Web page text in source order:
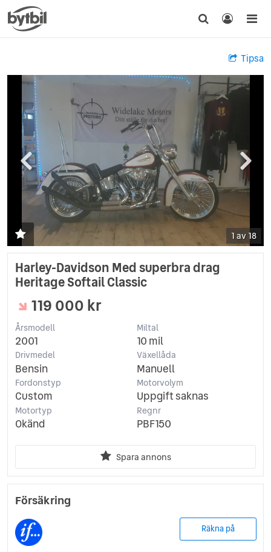
Tipsa
1 av 18
Harley-Davidson Med superbra drag
Heritage Softail Classic
119 000 kr
Årsmodell
2001
Miltal
10 mil
Drivmedel
Bensin
Växellåda
Manuell
Fordonstyp
Custom
Motorvolym
Uppgift saknas
Motortyp
Okänd
Regnr
PBF150
Spara annons
Försäkring
Räkna på